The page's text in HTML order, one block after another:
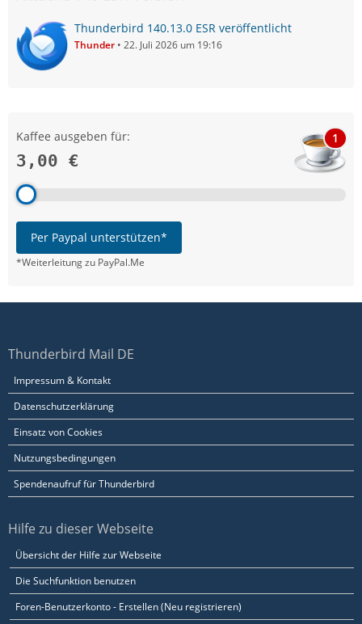
Thunderbird 140.13.0 ESR veröffentlicht
Thunder 22. Juli 2026 um 19:16
Kaffee ausgeben für:
3,00 €
1
Per Paypal unterstützen*
*Weiterleitung zu PayPal.Me
Thunderbird Mail DE
Impressum & Kontakt
Datenschutzerklärung
Einsatz von Cookies
Nutzungsbedingungen
Spendenaufruf für Thunderbird
Hilfe zu dieser Webseite
Übersicht der Hilfe zur Webseite
Die Suchfunktion benutzen
Foren-Benutzerkonto - Erstellen (Neu registrieren)